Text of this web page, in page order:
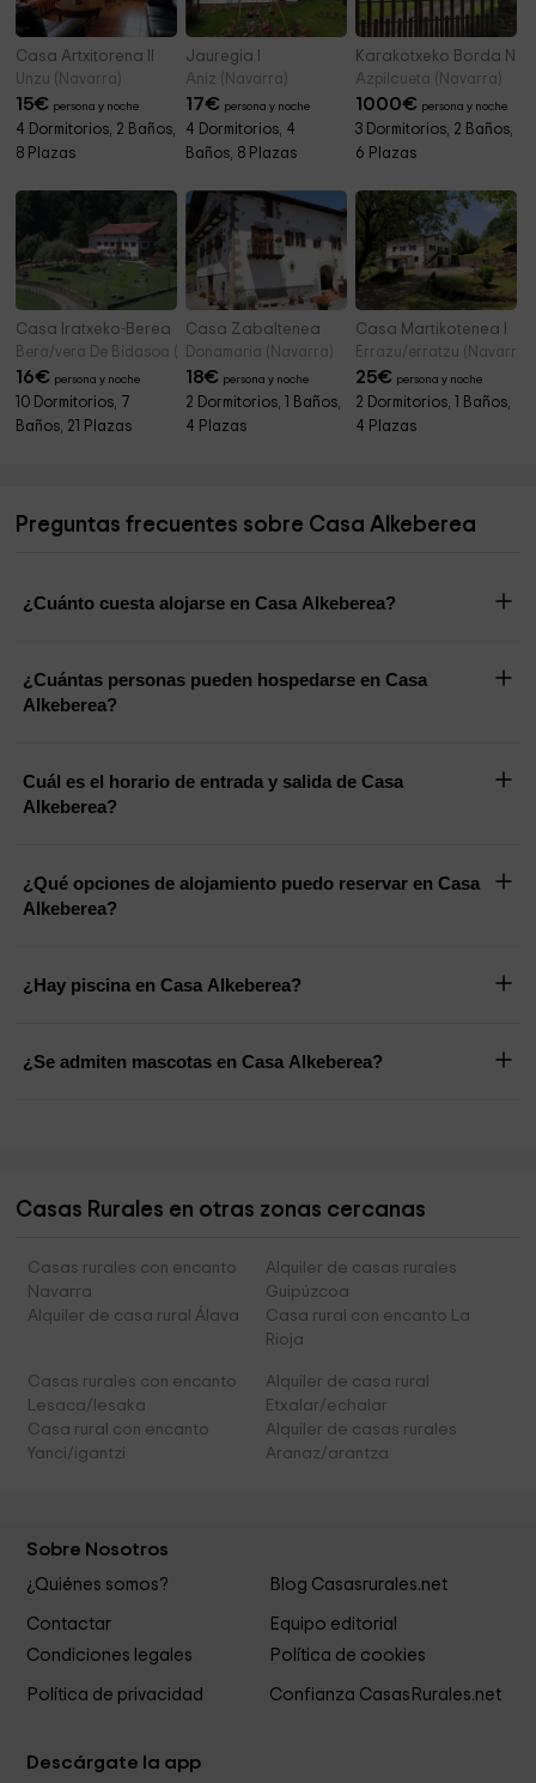
Casa Artxitorena II
Unzu (Navarra)
15€ persona y noche
4 Dormitorios, 2 Baños,
8 Plazas
Jauregia I
Aniz (Navarra)
17€ persona y noche
4 Dormitorios, 4
Baños, 8 Plazas
Karakotxeko Borda
Azpilcueta (Navarra)
1000€ persona y noche
3 Dormitorios, 2 Baños,
6 Plazas
Casa Iratxeko-Berea
Bera/vera De Bidasoa (Navarra)
16€ persona y noche
10 Dormitorios, 7
Baños, 21 Plazas
Casa Zabaltenea
Donamaria (Navarra)
18€ persona y noche
2 Dormitorios, 1 Baños,
4 Plazas
Casa Martikotenea I
Errazu/erratzu (Navarra)
25€ persona y noche
2 Dormitorios, 1 Baños,
4 Plazas
Preguntas frecuentes sobre Casa Alkeberea
¿Cuánto cuesta alojarse en Casa Alkeberea?
¿Cuántas personas pueden hospedarse en Casa
Alkeberea?
Cuál es el horario de entrada y salida de Casa
Alkeberea?
¿Qué opciones de alojamiento puedo reservar en Casa
Alkeberea?
¿Hay piscina en Casa Alkeberea?
¿Se admiten mascotas en Casa Alkeberea?
Casas Rurales en otras zonas cercanas
Casas rurales con encanto
Navarra
Alquiler de casas rurales
Guipúzcoa
Alquiler de casa rural Álava
Casa rural con encanto La
Rioja
Casas rurales con encanto
Lesaca/lesaka
Alquiler de casa rural
Etxalar/echalar
Casa rural con encanto
Yanci/igantzi
Alquiler de casas rurales
Aranaz/arantza
Sobre Nosotros
¿Quiénes somos? Blog Casasrurales.net
Contactar
Equipo editorial
Condiciones legales
Política de cookies
Política de privacidad Confianza CasasRurales.net
Descárgate la app